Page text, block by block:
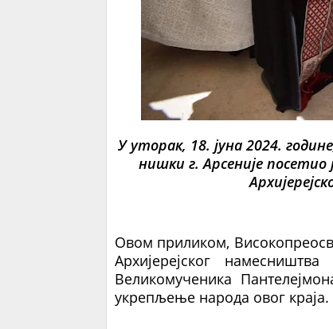
У уторак, 18. јуна 2024.
нишки г. Арсеније посетио
Овом приликом,
Архијерејског
Великомученика
укрепљење народа овог краја.